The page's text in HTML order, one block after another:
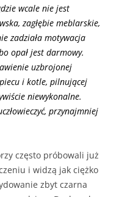
wcale nie jest
zagłębie meblarskie,
zadziała motywacja
opał jest darmowy.
uzbrojonej
i kotle, pilnującej
niewykonalne.
przynajmniej
często próbowali już
i widzą jak ciężko
zbyt czarna